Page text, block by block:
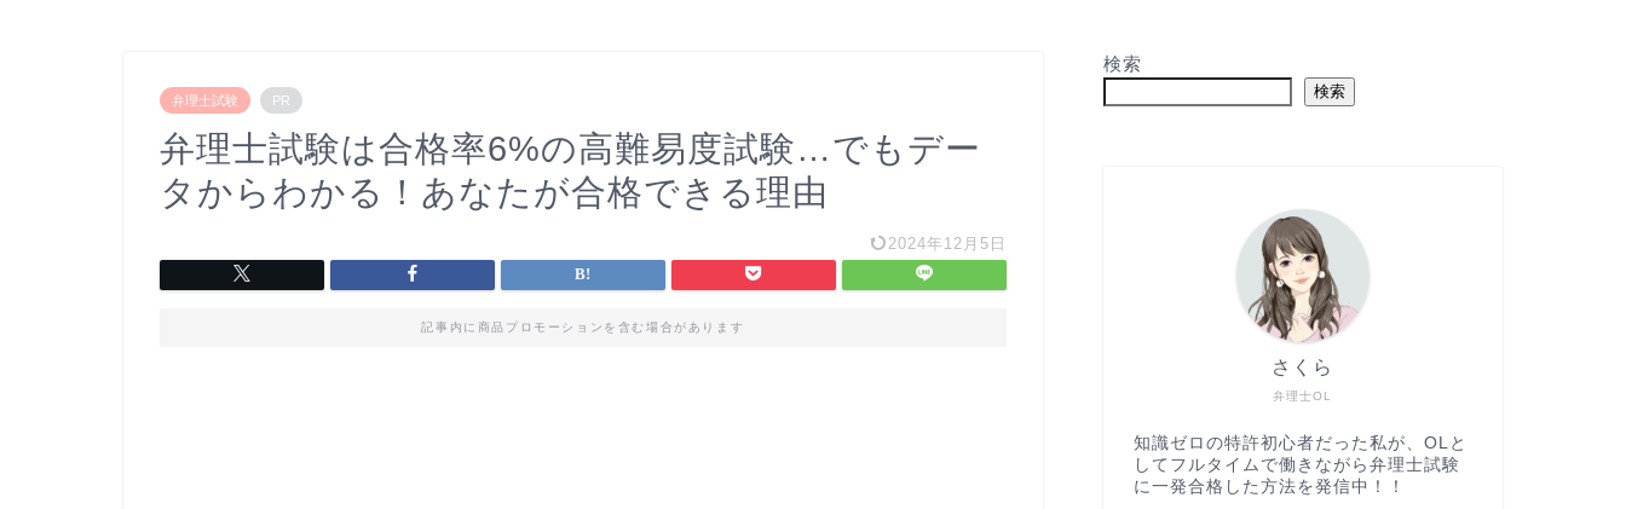
弁理士試験 PR
弁理士試験は合格率6%の高難易度試験…でもデー
タからわかる！あなたが合格できる理由
2024年12月5日
記事内に商品プロモーションを含む場合があります
検索
検索
弁理士OL
さくら
知識ゼロの特許初心者だった私が、OLと
してフルタイムで働きながら弁理士試験
に一発合格した方法を発信中！！